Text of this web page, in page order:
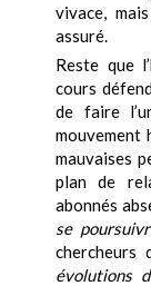
vivace,
assuré.
Reste que
cours
de faire
mouvement
mauvaises
plan de
abonnés
se
chercheurs
évolutions